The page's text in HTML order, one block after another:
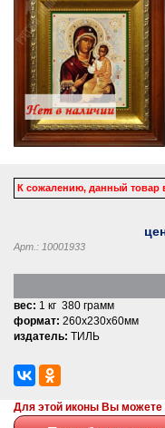
К сожалению, данный товар
Арт.: 10001933
вес: 1 кг 380 грамм
формат: 260x230x60мм
издатель: ТИЛЬ
Для этой иконы Вы можете